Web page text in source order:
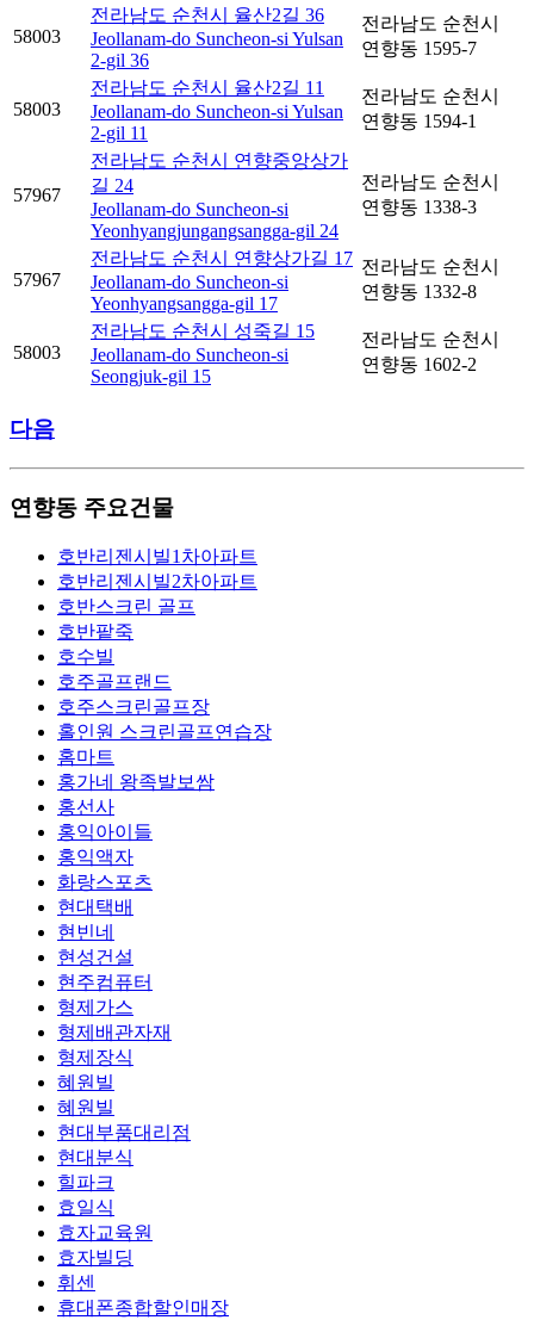
58003
전라남도 순천시 율산2길 36
Jeollanam-do Suncheon-si Yulsan
2-gil 36
전라남도 순천시
연향동 1595-7
58003
전라남도 순천시 율산2길 11
Jeollanam-do Suncheon-si Yulsan
2-gil 11
전라남도 순천시
연향동 1594-1
57967
전라남도 순천시 연향중앙상가
길 24
Jeollanam-do Suncheon-si
Yeonhyangjungangsangga-gil 24
전라남도 순천시
연향동 1338-3
57967
전라남도 순천시 연향상가길 17
Jeollanam-do Suncheon-si
Yeonhyangsangga-gil 17
전라남도 순천시
연향동 1332-8
58003
전라남도 순천시 성죽길 15
Jeollanam-do Suncheon-si
Seongjuk-gil 15
전라남도 순천시
연향동 1602-2
다음
연향동 주요건물
호반리젠시빌1차아파트
호반리젠시빌2차아파트
호반스크린 골프
호반팥죽
호수빌
호주골프랜드
호주스크린골프장
홀인원 스크린골프연습장
홈마트
홍가네 왕족발보쌈
홍선사
홍익아이들
홍익액자
화랑스포츠
현대택배
현빈네
현성건설
현주컴퓨터
형제가스
형제배관자재
형제장식
혜원빌
혜원빌
현대부품대리점
현대분식
힐파크
효일식
효자교육원
효자빌딩
휘센
휴대폰종합할인매장